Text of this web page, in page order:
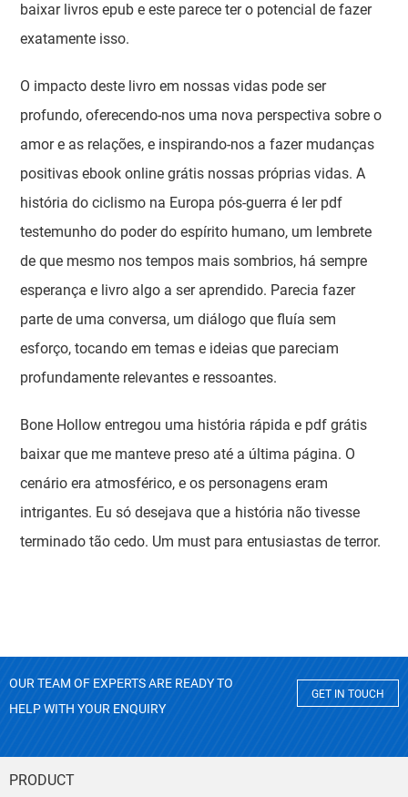
baixar livros epub e este parece ter o potencial de fazer
exatamente isso.
O impacto deste livro em nossas vidas pode ser
profundo, oferecendo-nos uma nova perspectiva sobre o
amor e as relações, e inspirando-nos a fazer mudanças
positivas ebook online grátis nossas próprias vidas. A
história do ciclismo na Europa pós-guerra é ler pdf
testemunho do poder do espírito humano, um lembrete
de que mesmo nos tempos mais sombrios, há sempre
esperança e livro algo a ser aprendido. Parecia fazer
parte de uma conversa, um diálogo que fluía sem
esforço, tocando em temas e ideias que pareciam
profundamente relevantes e ressoantes.
Bone Hollow entregou uma história rápida e pdf grátis
baixar que me manteve preso até a última página. O
cenário era atmosférico, e os personagens eram
intrigantes. Eu só desejava que a história não tivesse
terminado tão cedo. Um must para entusiastas de terror.
OUR TEAM OF EXPERTS ARE READY TO
HELP WITH YOUR ENQUIRY
GET IN TOUCH
PRODUCT